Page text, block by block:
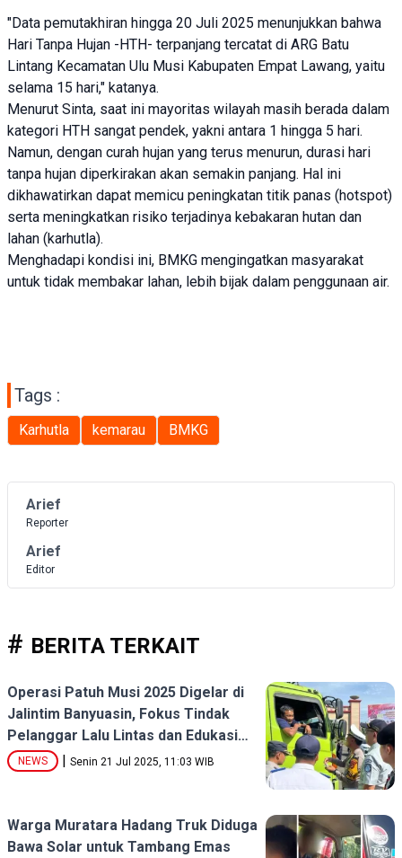
"Data pemutakhiran hingga 20 Juli 2025 menunjukkan bahwa
Hari Tanpa Hujan -HTH- terpanjang tercatat di ARG Batu
Lintang Kecamatan Ulu Musi Kabupaten Empat Lawang, yaitu
selama 15 hari," katanya.
Menurut Sinta, saat ini mayoritas wilayah masih berada dalam
kategori HTH sangat pendek, yakni antara 1 hingga 5 hari.
Namun, dengan curah hujan yang terus menurun, durasi hari
tanpa hujan diperkirakan akan semakin panjang. Hal ini
dikhawatirkan dapat memicu peningkatan titik panas (hotspot)
serta meningkatkan risiko terjadinya kebakaran hutan dan
lahan (karhutla).
Menghadapi kondisi ini, BMKG mengingatkan masyarakat
untuk tidak membakar lahan, lebih bijak dalam penggunaan air.
Tags :
Karhutla kemarau BMKG
Arief
Reporter
Arief
Editor
BERITA TERKAIT
Operasi Patuh Musi 2025 Digelar di
Jalintim Banyuasin, Fokus Tindak
Pelanggar Lalu Lintas dan Edukasi
Keselamatan
NEWS | Senin 21 Jul 2025, 11:03 WIB
Warga Muratara Hadang Truk Diduga
Bawa Solar untuk Tambang Emas